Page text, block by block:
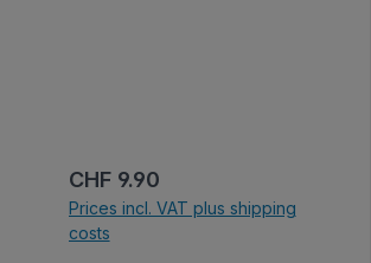
Regular price:
CHF 9.90
Prices incl. VAT plus shipping
costs